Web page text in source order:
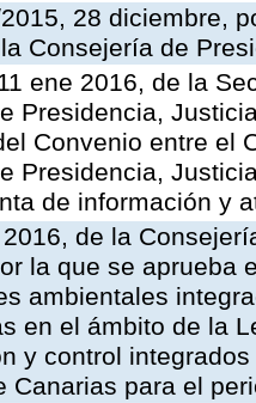
28 diciembre,
Consejería de
ene 2016, de la
Presidencia,
Convenio entre el
Presidencia,
de información y
de la
la que se aprueba
ambientales
en el ámbito de la
y control
Canarias para el